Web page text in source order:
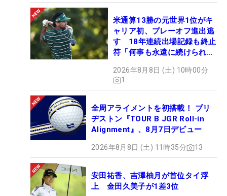
米通算13勝の元世界1位がキ
ャリア初、プレーオフ進出逃
す 18年連続出場記録も終止
符「何事も永遠に続けられな
2026年8月8日 (土) 10時00分
1
全周アライメントを初搭載！ ブリ
ヂストン『TOUR B JGR Roll-in
Alignment』、8月7日デビュー
2026年8月8日 (土) 11時35分 13
安田祐香、吉澤柚月が首位タイ浮
上 金田久美子が1差3位